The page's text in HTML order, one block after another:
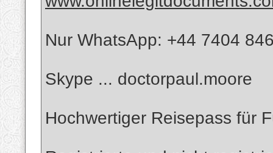
Nur WhatsApp: +44 7404
Skype ... doctorpaul.moore
Hochwertiger Reisepass für